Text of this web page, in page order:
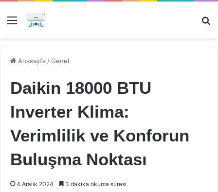
Menü
Anasayfa /Genel
Daikin 18000 BTU
Inverter Klima:
Verimlilik ve Konforun
Buluşma Noktası
4 Aralık 2024 3 dakika okuma süresi